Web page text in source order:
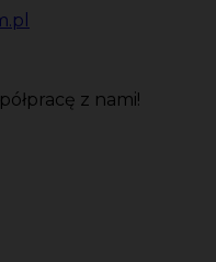
z nami!